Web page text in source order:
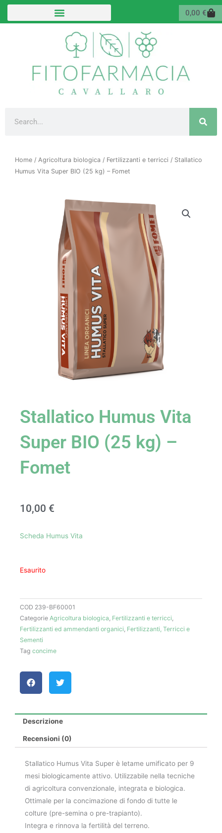
Vai
0,00 €
Home / Agricoltura biologica / Fertilizzanti e terricci / Stallatico
Humus Vita Super BIO (25 kg) – Fomet
Stallatico Humus Vita
Super BIO (25 kg) –
Fomet
10,00 €
Scheda Humus Vita
Esaurito
COD 239-BF60001
Categorie Agricoltura biologica, Fertilizzanti e terricci,
Fertilizzanti ed ammendanti organici, Fertilizzanti, Terricci e
Sementi
Tag concime
Descrizione
Recensioni (0)
Stallatico Humus Vita Super è letame umificato per 9
mesi biologicamente attivo. Utilizzabile nella tecniche
di agricoltura convenzionale, integrata e biologica.
Ottimale per la concimazione di fondo di tutte le
colture (pre-semina o pre-trapianto).
Integra e rinnova la fertilità del terreno.